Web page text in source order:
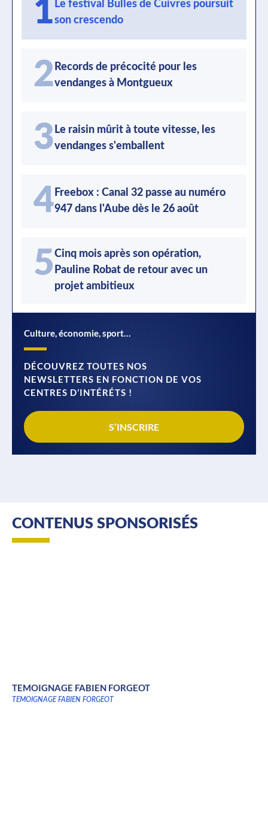
1 Le festival Bulles de Cuivres poursuit
son crescendo
2 Records de précocité pour les
vendanges à Montgueux
3 Le raisin mûrit à toute vitesse, les
vendanges s'emballent
4 Freebox : Canal 32 passe au numéro
947 dans l'Aube dès le 26 août
5Cinq mois après son opération,
Pauline Robat de retour avec un
projet ambitieux
Culture, économie, sport…
DÉCOUVREZ TOUTES NOS
NEWSLETTERS EN FONCTION DE VOS
CENTRES D’INTÉRÉTS !
S’INSCRIRE
CONTENUS SPONSORISÉS
TEMOIGNAGE FABIEN FORGEOT
TEMOIGNAGE FABIEN FORGEOT